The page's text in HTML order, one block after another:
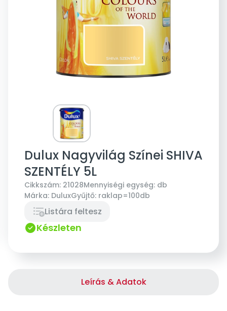
Dulux Nagyvilág Színei SHIVA
SZENTÉLY 5L
Cikkszám: 21028Mennyiségi egység: db
Márka: DuluxGyűjtő: raklap=100db
Listára feltesz
Készleten
Leírás & Adatok